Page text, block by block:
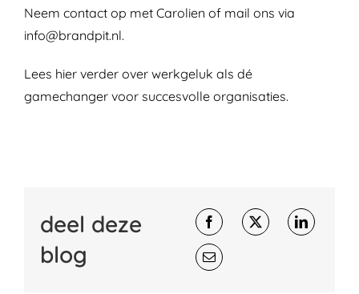
Neem contact op met Carolien of mail ons via
info@brandpit.nl.
Lees hierverder over werkgeluk als dé
gamechanger voor succesvolle organisaties.
deel deze
blog